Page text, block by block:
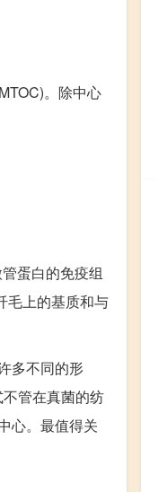
。除中心
蛋白的免疫组
毛上的基质和与
多不同的形
管在真菌的纺
心。最值得关